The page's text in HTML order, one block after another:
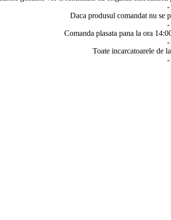
-
Daca produsul comandat nu se
-
Comanda plasata pana la ora
-
Toate incarcatoarele de
-